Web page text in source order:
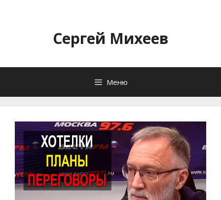
содержимомуСергей Михеев
Меню